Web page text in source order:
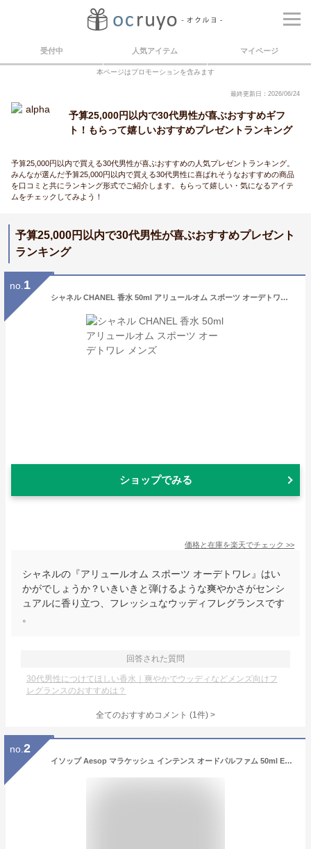
受付中 人気アイテム マイページ
本ページはプロモーションを含みます
最終更新日：2026/06/24
予算25,000円以内で30代男性が喜ぶおすすめギフ
ト！もらって嬉しいおすすめプレゼントランキング
予算25,000円以内で買える30代男性が喜ぶおすすめの人気プレゼントランキング。
みんなが選んだ予算25,000円以内で買える30代男性に喜ばれそうなおすすめの商品
を口コミと共にランキング形式でご紹介します。もらって嬉しい・気になるアイテ
ムをチェックしてみよう！
予算25,000円以内で30代男性が喜ぶおすすめプレゼント
ランキング
no. 1
シャネル CHANEL 香水 50ml アリュールオム スポーツ オーデトワレ メンズ
ショップでみる
価格と在庫を楽天でチェック >>
シャネルの『アリュールオム スポーツ オーデトワレ』はい
かがでしょうか？いきいきと弾けるような爽やかさがセンシ
ュアルに香り立つ、フレッシュなウッディフレグランスです
。
回答された質問
30代男性につけてほしい香水｜爽やかでウッディなどメンズ向けフ
レグランスのおすすめは？
全てのおすすめコメント (1件) >
no. 2
イソップ Aesop マラケッシュ インテンス オードパルファム 50ml EDP fs